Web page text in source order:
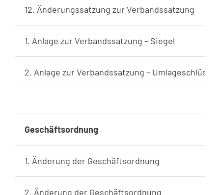
12. Änderungssatzung zur Verbandssatzung
1. Anlage zur Verbandssatzung – Siegel
2. Anlage zur Verbandssatzung –
Geschäftsordnung
1. Änderung der Geschäftsordnung
2. Änderung der Geschäftsordnung